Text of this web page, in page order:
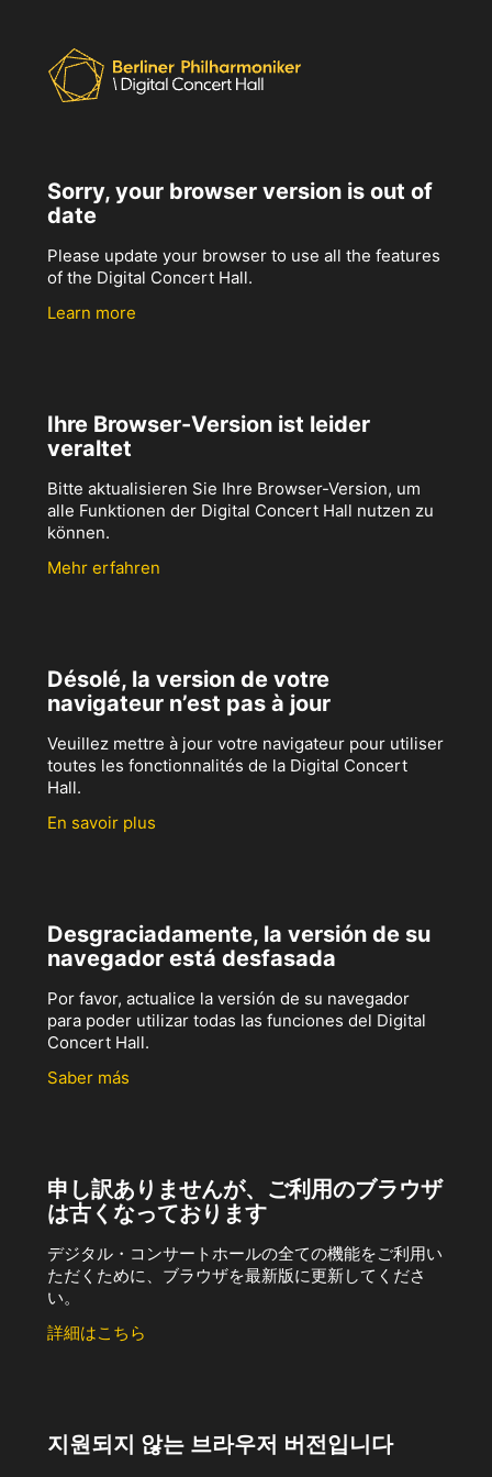
Sorry, your browser version is out of
date
Please update your browser to use all the features
of the Digital Concert Hall.
Learn more
Ihre Browser-Version ist leider
veraltet
Bitte aktualisieren Sie Ihre Browser-Version, um
alle Funktionen der Digital Concert Hall nutzen zu
können.
Mehr erfahren
Désolé, la version de votre
navigateur n’est pas à jour
Veuillez mettre à jour votre navigateur pour utiliser
toutes les fonctionnalités de la Digital Concert
Hall.
En savoir plus
Desgraciadamente, la versión de su
navegador está desfasada
Por favor, actualice la versión de su navegador
para poder utilizar todas las funciones del Digital
Concert Hall.
Saber más
申し訳ありませんが、ご利用のブラウザ
は古くなっております
デジタル・コンサートホールの全ての機能をご利用い
ただくために、ブラウザを最新版に更新してくださ
い。
詳細はこちら
지원되지 않는 브라우저 버전입니다